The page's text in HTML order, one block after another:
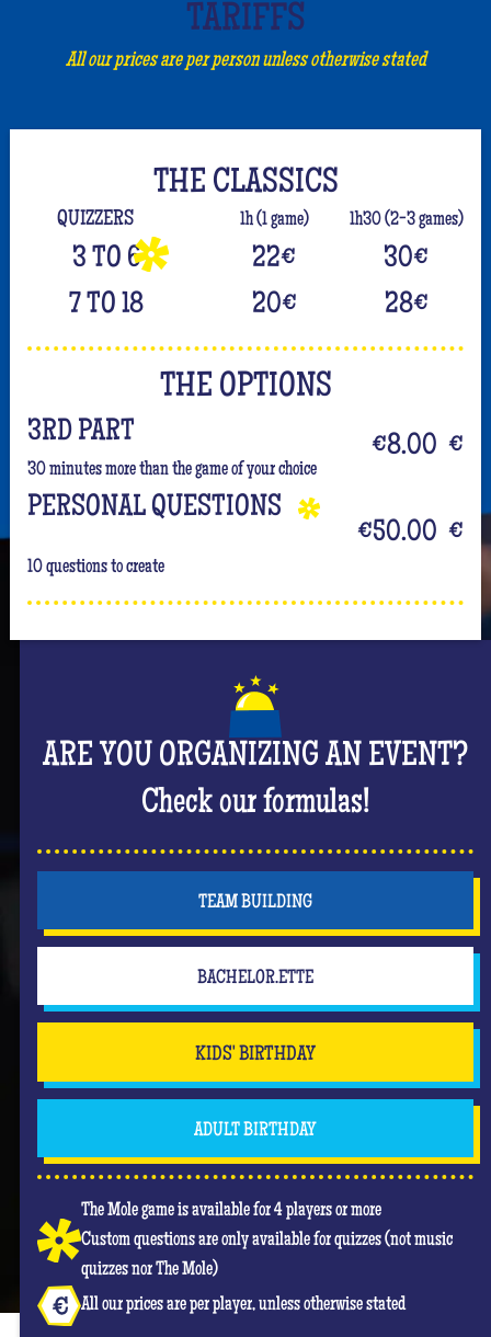
TARIFFS
All our prices are per person unless otherwise stated
THE CLASSICS
QUIZZERS 1h (1 game) 1h30 (2-3 games)
3 TO 6 22€ 30€
7 TO 18
20€ 28€
THE OPTIONS
3RD PART
30 minutes more than the game of your choice
€8.00 €
PERSONAL QUESTIONS
10 questions to create
€50.00 €
ARE YOU ORGANIZING AN EVENT?
Check our formulas!
TEAM BUILDING
BACHELOR.ETTE
KIDS' BIRTHDAY
ADULT BIRTHDAY
The Mole game is available for 4 players or more
Custom questions are only available for quizzes (not music
quizzes nor The Mole)
All our prices are per player, unless otherwise stated